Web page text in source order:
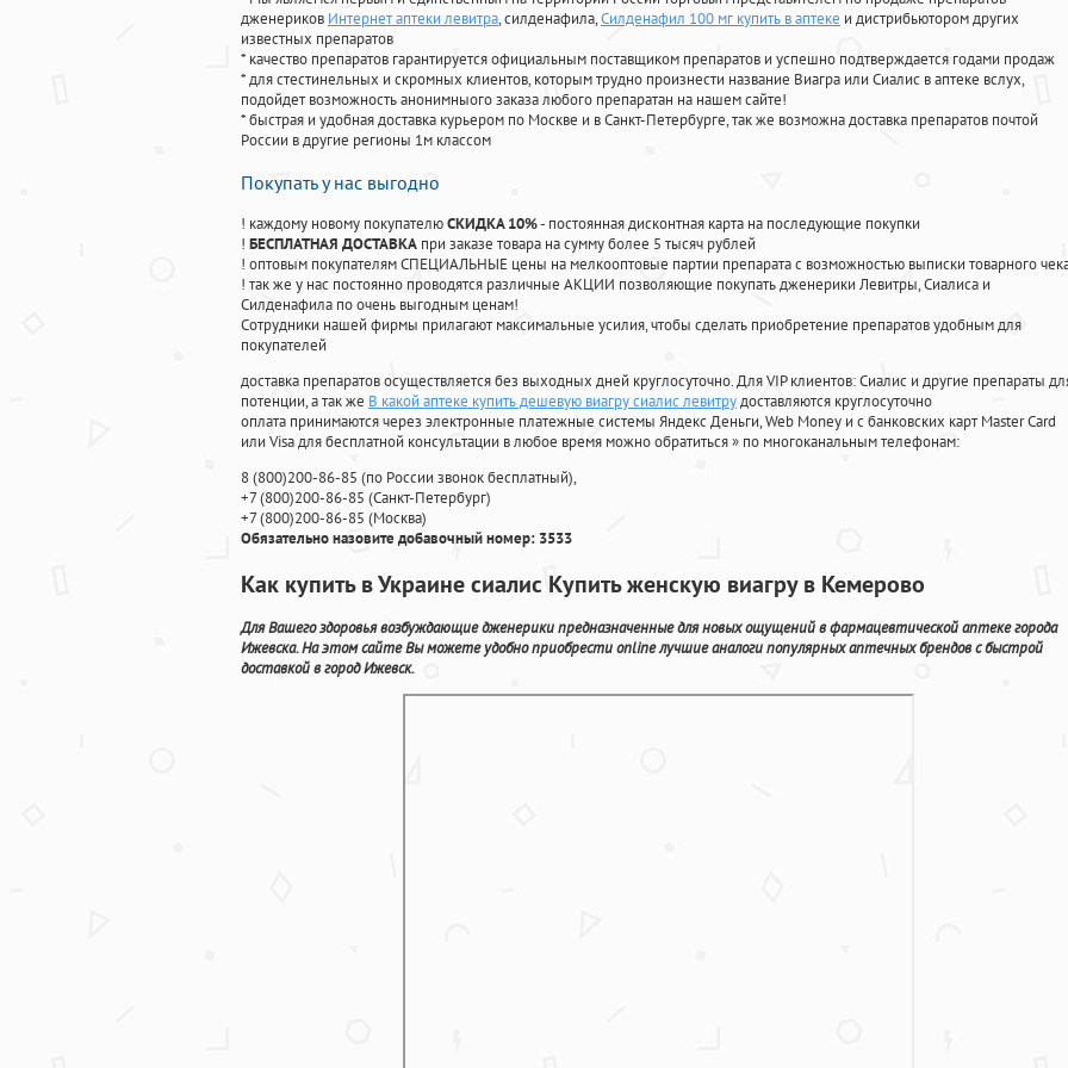
дженериков Интернет аптеки левитра, силденафила,Силденафил 100 мг купить в аптеке и дистрибьютором других
известных препаратов
* качество препаратов гарантируется официальным поставщиком препаратов и успешно подтверждается годами продаж
* для стестинельных и скромных клиентов, которым трудно произнести название Виагра или Сиалис в аптеке вслух,
подойдет возможность анонимныого заказа любого препаратан на нашем сайте!
* быстрая и удобная доставка курьером по Москве и в Санкт-Петербурге, так же возможна доставка препаратов почтой
России в другие регионы 1м классом
Покупать у нас выгодно
! каждому новому покупателюСКИДКА 10%- постоянная дисконтная карта на последующие покупки
! БЕСПЛАТНАЯ ДОСТАВКА при заказе товара на сумму более 5 тысяч рублей
! оптовым покупателям СПЕЦИАЛЬНЫЕ цены на мелкооптовые партии препарата с возможностью выписки товарного
! так же у нас постоянно проводятся различные АКЦИИ позволяющие покупать дженерики Левитры, Сиалиса и
Силденафила по очень выгодным ценам!
Cотрудники нашей фирмы прилагают максимальные усилия, чтобы сделать приобретение препаратов удобным для
покупателей
доставка препаратов осуществляется без выходных дней круглосуточно. Для VIP клиентов: Сиалис и другие препараты
потенции, а так же В какой аптеке купить дешевую виагру сиалис левитрудоставляются круглосуточно
оплата принимаются через электронные платежные системы Яндекс Деньги, Web Money и с банковских карт Master Card
или Visa для бесплатной консультации в любое время можно обратиться» по многоканальным телефонам:
8(800)200-86-85 (по России звонок бесплатный),
+7(800)200-86-85 (Санкт-Петербург)
+7(800)200-86-85 (Москва)
Обязательно назовите добавочный номер: 3533
Как купить в Украине сиалис Купить женскую виагру в Кемерово
Для Вашего здоровья возбуждающие дженерики предназначенные для новых ощущений в фармацевтической аптеке города
Ижевска. На этом сайте Вы можете удобно приобрести online лучшие аналоги популярных аптечных брендов с быстрой
доставкой в город Ижевск.